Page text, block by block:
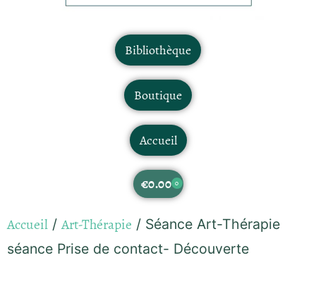
Bibliothèque
Boutique
Accueil
€0.00 0
Accueil /Art-Thérapie / Séance Art-Thérapie
séance Prise de contact- Découverte